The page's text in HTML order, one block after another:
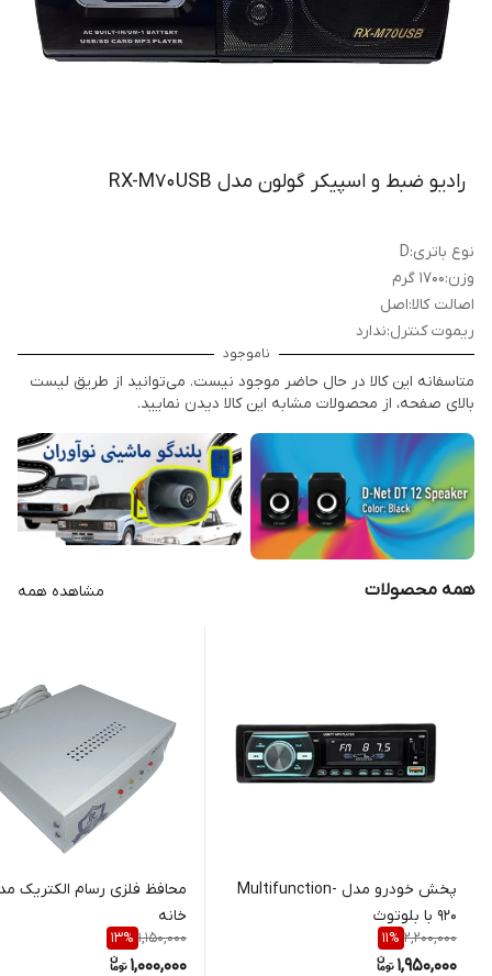
رادیو ضبط و اسپیکر گولون مدل RX-M70USB
نوع باتری:
D
وزن:۱۷۰۰ گرم
اصالت کالا:اصل
ریموت کنترل:ندارد
ناموجود
متاسفانه این کالا در حال حاضر موجود نیست. می‌توانید از طریق لیست
بالای صفحه، از محصولات مشابه این کالا دیدن نمایید.
همه محصولات مشاهده همه
پخش خودرو مدل Multifunction-
920 با بلوتوث
2,200,000
11%
1,950,000
خانه
1,150,000
13%
1,000,000